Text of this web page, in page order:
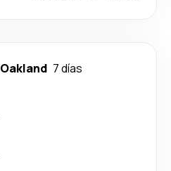
Oakland 7 días